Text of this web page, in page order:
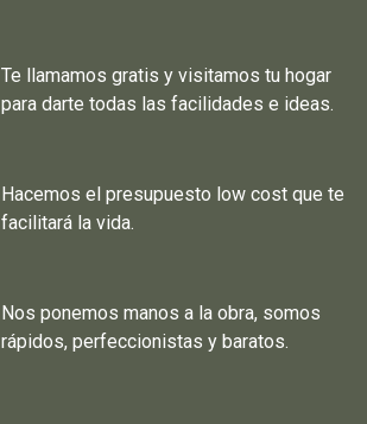
Te llamamos gratis y visitamos tu hogar
para darte todas las facilidades e ideas.
Hacemos el presupuesto low cost que te
facilitará la vida.
Nos ponemos manos a la obra, somos
rápidos, perfeccionistas y baratos.